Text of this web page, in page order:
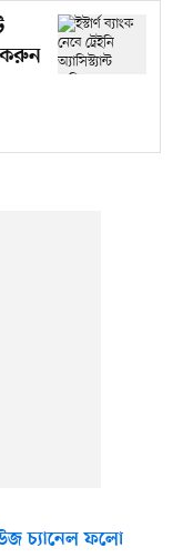
চ্যানেল ফলো